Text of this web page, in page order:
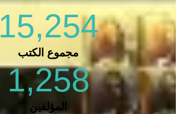
مجموع الكتب
15,254
المؤلفين
1,258